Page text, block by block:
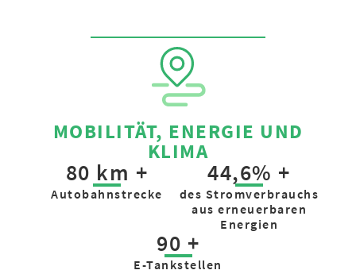
MOBILITÄT, ENERGIE UND
KLIMA
80 km +
Autobahn­strecke
44,6% +
des Strom­verbrauchs
aus erneuer­baren
Energien
90 +
E-Tankstellen